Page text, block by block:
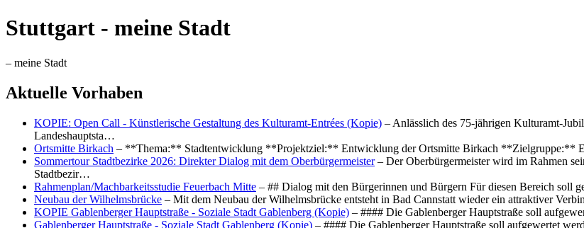
Stuttgart - meine Stadt
– meine Stadt
Aktuelle Vorhaben
KOPIE: Open Call - Künstlerische Gestaltung des Kulturamt-Entrées (Kopie) – Anlässlich des 75-jährigen Kulturamt-
Landeshauptsta…
Ortsmitte Birkach – **Thema:** Stadtentwicklung **Projektziel:** Entwicklung der Ortsmitte Birkach **Zielgruppe:**
Sommertour Stadtbezirke 2026: Direkter Dialog mit dem Oberbürgermeister– Der Oberbürgermeister wird im Rahmen
Stadtbezir…
Rahmenplan/Machbarkeitsstudie Feuerbach Mitte – ## Dialog mit den Bürgerinnen und Bürgern Für diesen Bereich soll
Neubau der Wilhelmsbrücke – Mit dem Neubau der Wilhelmsbrücke entsteht in Bad Cannstatt wieder ein attraktiver
KOPIE Gablenberger Hauptstraße - Soziale Stadt Gablenberg (Kopie) – #### Die Gablenberger Hauptstraße soll
Gablenberger Hauptstraße - Soziale Stadt Gablenberg (Kopie) – #### Die Gablenberger Hauptstraße soll aufgewertet